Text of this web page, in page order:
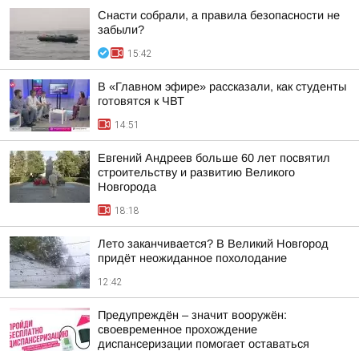
Снасти собрали, а правила безопасности не
забыли?
15:42
В «Главном эфире» рассказали, как студенты
готовятся к ЧВТ
14:51
Евгений Андреев больше 60 лет посвятил
строительству и развитию Великого
Новгорода
18:18
Лето заканчивается? В Великий Новгород
придёт неожиданное похолодание
12:42
Предупреждён – значит вооружён:
своевременное прохождение
диспансеризации помогает оставаться